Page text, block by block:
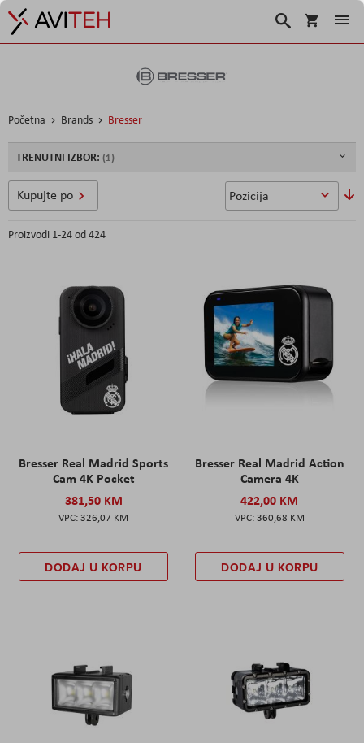
Korpa
Traži
Početna Brands Bresser
Proizvodi 1-24od424
Bresser Real Madrid Sports
Cam 4K Pocket
381,50 KM
326,07 KM
DODAJ U KORPU
Bresser Real Madrid Action
Camera 4K
422,00 KM
360,68 KM
DODAJ U KORPU
Kupujte po
TRENUTNI IZBOR: